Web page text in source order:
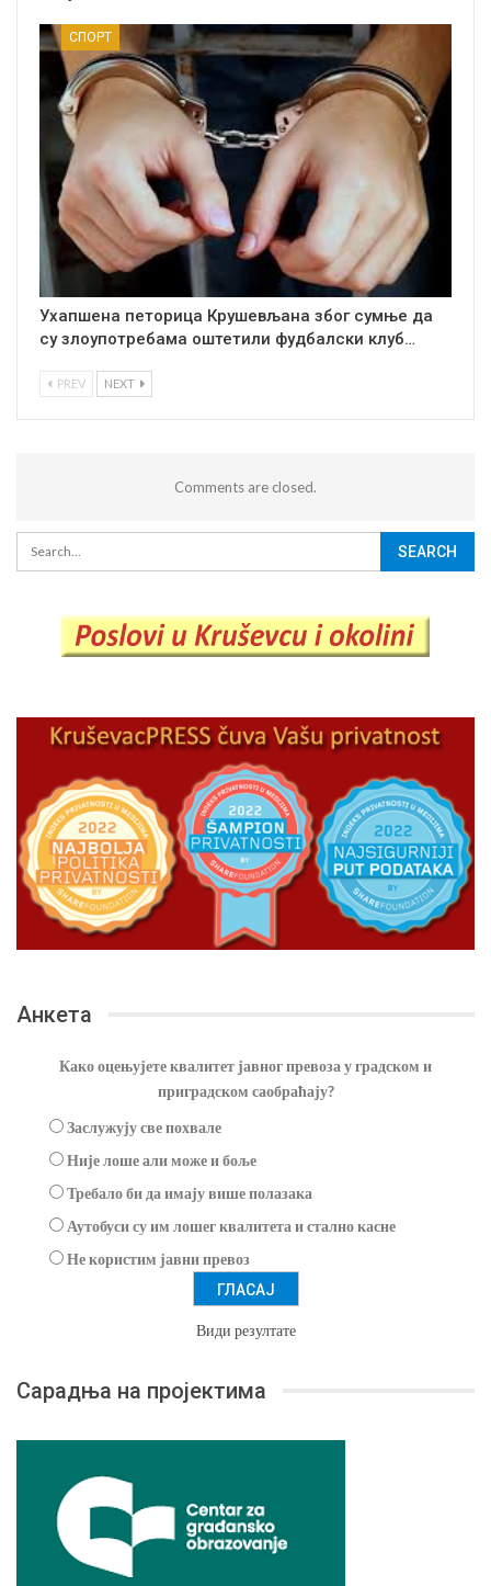
СПОРТ
Ухапшена петорица Крушевљана због сумње да
су злоупотребама оштетили фудбалски клуб…
PREV NEXT
Comments are closed.
Анкета
Како оцењујете квалитет јавног превоза у градском и
приградском саобраћају?
Заслужују све похвале
Није лоше али може и боље
Требало би да имају више полазака
Аутобуси су им лошег квалитета и стално касне
Не користим јавни превоз
Види резултате
Сарадња на пројектима